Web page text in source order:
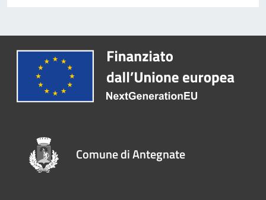
Comune di Antegnate